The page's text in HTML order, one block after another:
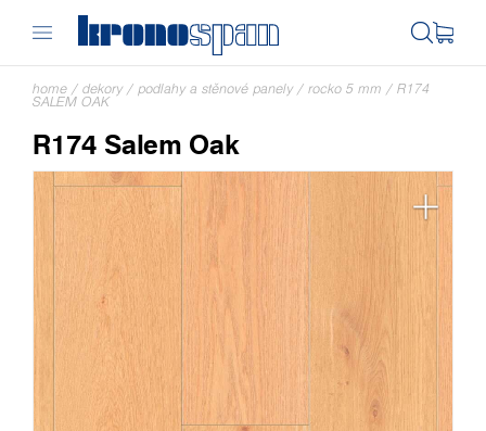
home / dekory / podlahy a stěnové panely / rocko 5 mm / R174
SALEM OAK
R174 Salem Oak